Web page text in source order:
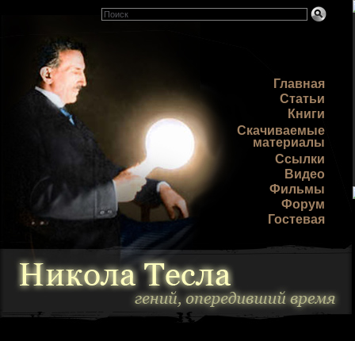
Главная
Статьи
Книги
Скачиваемые
материалы
Ссылки
Видео
Фильмы
Форум
Гостевая